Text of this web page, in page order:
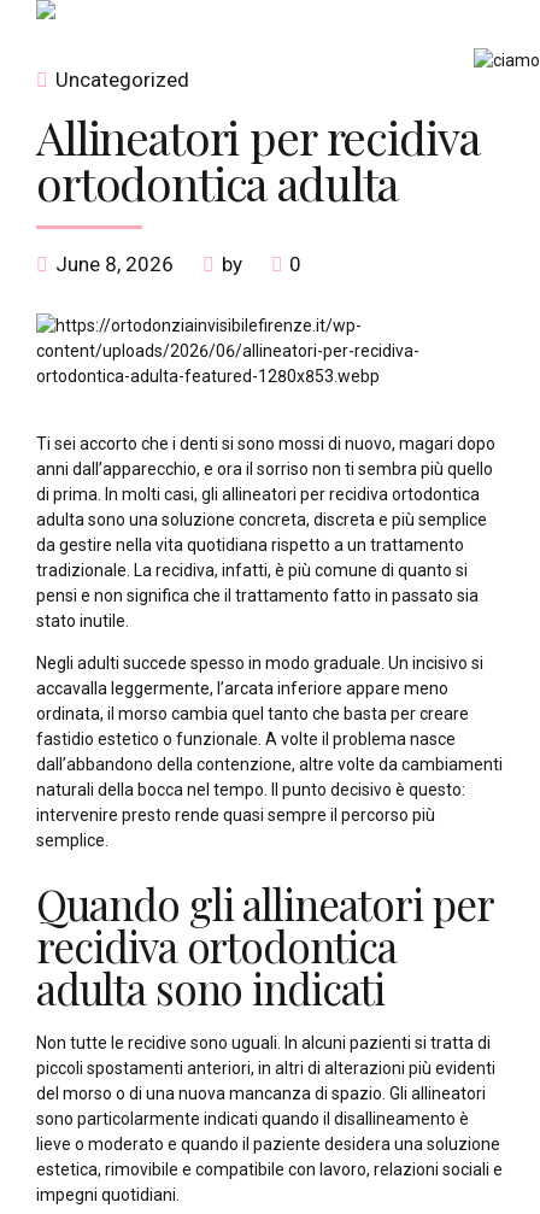
Uncategorized
Allineatori per recidiva
ortodontica adulta
June 8, 2026 by 0
Ti sei accorto che i denti si sono mossi di nuovo, magari dopo
anni dall’apparecchio, e ora il sorriso non ti sembra più quello
di prima. In molti casi, gli allineatori per recidiva ortodontica
adulta sono una soluzione concreta, discreta e più semplice
da gestire nella vita quotidiana rispetto a un trattamento
tradizionale. La recidiva, infatti, è più comune di quanto si
pensi e non significa che il trattamento fatto in passato sia
stato inutile.
Negli adulti succede spesso in modo graduale. Un incisivo si
accavalla leggermente, l’arcata inferiore appare meno
ordinata, il morso cambia quel tanto che basta per creare
fastidio estetico o funzionale. A volte il problema nasce
dall’abbandono della contenzione, altre volte da cambiamenti
naturali della bocca nel tempo. Il punto decisivo è questo:
intervenire presto rende quasi sempre il percorso più
semplice.
Quando gli allineatori per
recidiva ortodontica
adulta sono indicati
Non tutte le recidive sono uguali. In alcuni pazienti si tratta di
piccoli spostamenti anteriori, in altri di alterazioni più evidenti
del morso o di una nuova mancanza di spazio. Gli allineatori
sono particolarmente indicati quando il disallineamento è
lieve o moderato e quando il paziente desidera una soluzione
estetica, rimovibile e compatibile con lavoro, relazioni sociali e
impegni quotidiani.